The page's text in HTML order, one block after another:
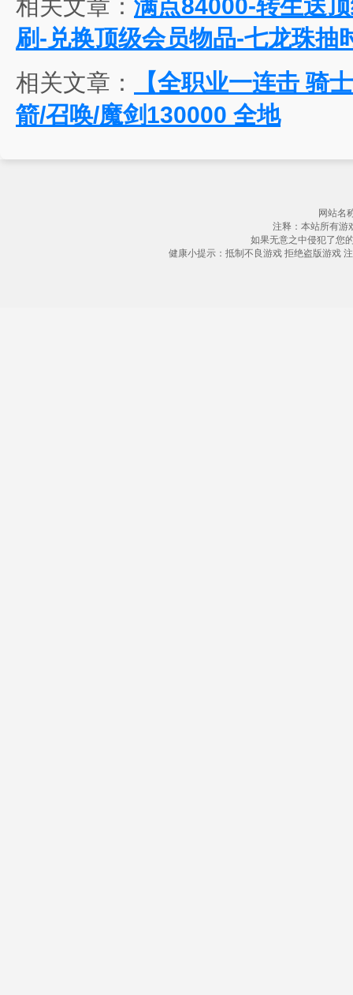
相关文章： 满点84000-转生送
刷-兑换顶级会员物品-七龙珠抽
相关文章：
【全职业一连击 骑
箭/召唤/魔剑130000 全地
网站名
注释：本站所有游
如果无意之中侵犯了您
健康小提示：抵制不良游戏 拒绝盗版游戏